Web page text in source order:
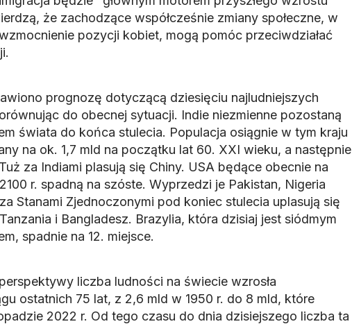
że zachodzące współcześnie zmiany społeczne, w
pozycji kobiet, mogą pomóc przeciwdziałać
prognozę dotyczącą dziesięciu najludniejszych
do obecnej sytuacji. Indie niezmienne pozostaną
świata do końca stulecia. Populacja osiągnie w tym kraju
na ok. 1,7 mld na początku lat 60. XXI wieku, a następnie
za Indiami plasują się Chiny. USA będące obecnie na
r. spadną na szóste. Wyprzedzi je Pakistan, Nigeria
Stanami Zjednoczonymi pod koniec stulecia uplasują się
i Bangladesz. Brazylia, która dzisiaj jest siódmym
spadnie na 12. miejsce.
liczba ludności na świecie wzrosła
ostatnich 75 lat, z 2,6 mld w 1950 r. do 8 mld, które
2022 r. Od tego czasu do dnia dzisiejszego liczba ta